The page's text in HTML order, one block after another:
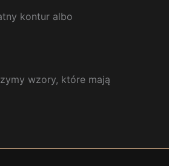
kontur albo
wzory, które mają